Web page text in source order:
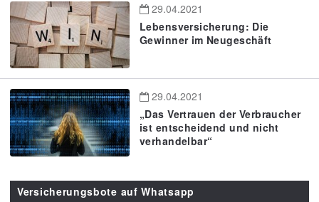
29.04.2021
Lebensversicherung: Die
Gewinner im Neugeschäft
29.04.2021
„Das Vertrauen der Verbraucher
ist entscheidend und nicht
verhandelbar“
Versicherungsbote auf Whatsapp